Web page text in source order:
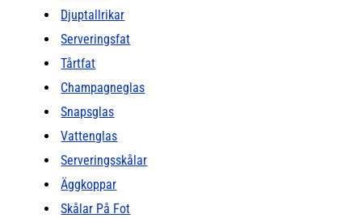
Djuptallrikar
Serveringsfat
Tårtfat
Champagneglas
Snapsglas
Vattenglas
Serveringsskålar
Äggkoppar
Skålar På Fot